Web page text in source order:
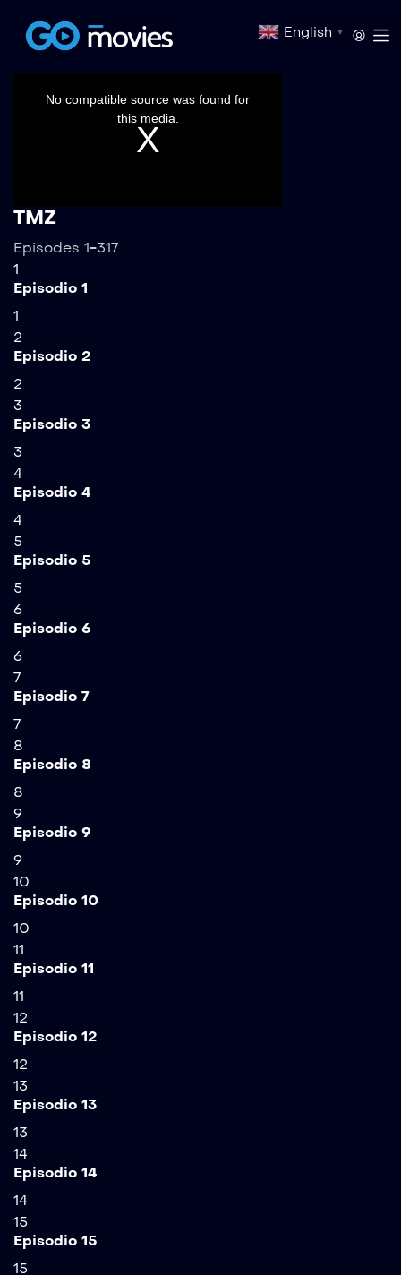
English ▼
No compatible source was found for
this media.
TMZ
Episodes 1-317
1
Episodio 1
1
2
Episodio 2
2
3
Episodio 3
3
4
Episodio 4
4
5
Episodio 5
5
6
Episodio 6
6
7
Episodio 7
7
8
Episodio 8
8
9
Episodio 9
9
10
Episodio 10
10
11
Episodio 11
11
12
Episodio 12
12
13
Episodio 13
13
14
Episodio 14
14
15
Episodio 15
15